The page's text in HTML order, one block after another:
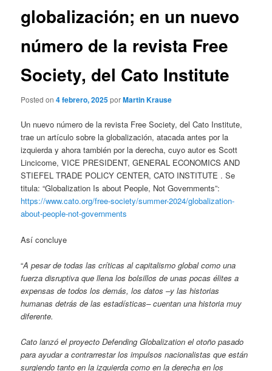
globalización; en un nuevo
número de la revista Free
Society, del Cato Institute
Posted on4 febrero, 2025porMartin Krause
Un nuevo número de la revista Free Society, del Cato Institute,
trae un artículo sobre la globalización, atacada antes por la
izquierda y ahora también por la derecha, cuyo autor es Scott
Lincicome, VICE PRESIDENT, GENERAL ECONOMICS AND
STIEFEL TRADE POLICY CENTER, CATO INSTITUTE . Se
titula: “Globalization Is about People, Not Governments”:
https://www.cato.org/free-society/summer-2024/globalization-
about-people-not-governments
Así concluye
“A pesar de todas las críticas al capitalismo global como una
fuerza disruptiva que llena los bolsillos de unas pocas élites a
expensas de todos los demás, los datos –y las historias
humanas detrás de las estadísticas– cuentan una historia muy
diferente.
Cato lanzó el proyecto Defending Globalization el otoño pasado
para ayudar a contrarrestar los impulsos nacionalistas que están
surgiendo tanto en la izquierda como en la derecha en los